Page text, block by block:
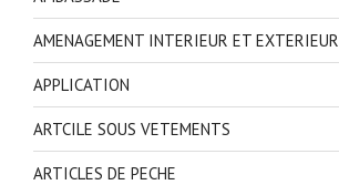
AMENAGEMENT INTERIEUR ET EXTERIEUR
APPLICATION
ARTCILE SOUS VETEMENTS
ARTICLES DE PECHE